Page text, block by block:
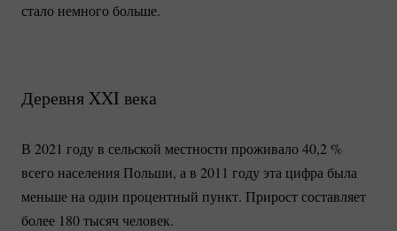
стало немного больше.
Деревня XXI века
В 2021 году в сельской местности проживало 40,2 %
всего населения Польши, а в 2011 году эта цифра была
меньше на один процентный пункт. Прирост составляет
более 180 тысяч человек.